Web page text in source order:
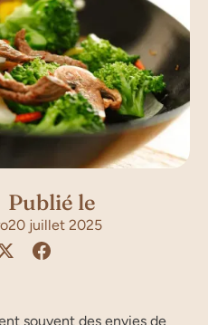
Publié le
20 juillet 2025
souvent des envies de